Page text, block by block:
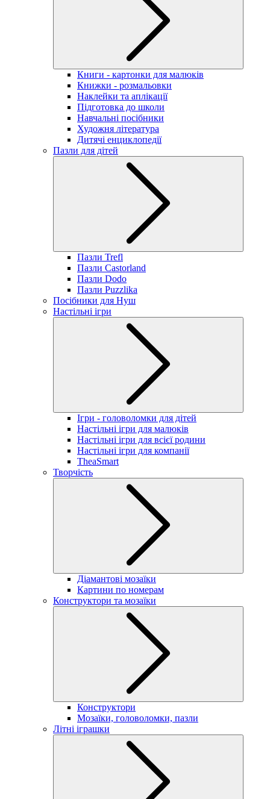
Книги - картонки для малюків
Книжки - розмальовки
Наклейки та аплікації
Підготовка до школи
Навчальні посібники
Художня література
Дитячі енциклопедії
Пазли для дітей
Пазли Trefl
Пазли Castorland
Пазли Dodo
Пазли Puzzlika
Посібники для Нуш
Настільні ігри
Ігри - головоломки для дітей
Настільні ігри для малюків
Настільні ігри для всієї родини
Настільні ігри для компанії
TheaSmart
Творчість
Діамантові мозаїки
Картини по номерам
Конструктори та мозаїки
Конструктори
Мозаїки, головоломки, пазли
Літні іграшки